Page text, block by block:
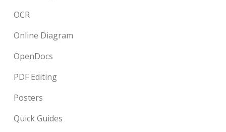
OCR
Online Diagram
OpenDocs
PDF Editing
Posters
Quick Guides